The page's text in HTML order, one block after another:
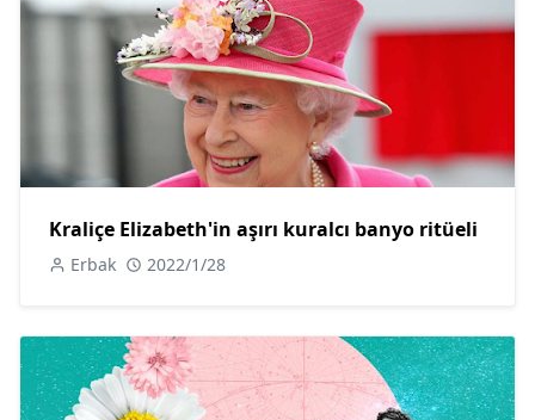
Kraliçe Elizabeth'in aşırı kuralcı banyo ritüeli
Erbak 2022/1/28